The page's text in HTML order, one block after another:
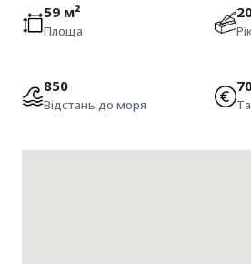
59 м²
Площа
850
Відстань до моря